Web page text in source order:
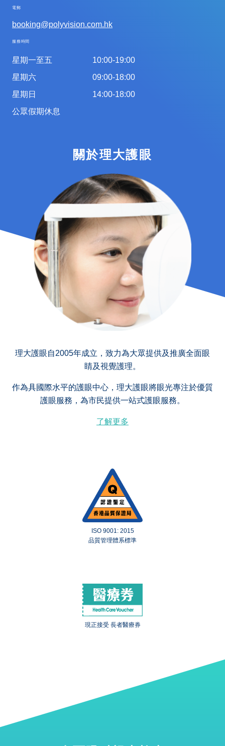
電郵
booking@polyvision.com.hk
服務時間
星期一至五
星期六
星期日
公眾假期休息
10:00-19:00
09:00-18:00
14:00-18:00
關於理大護眼
理大護眼自2005年成立，致力為大眾提供及推廣全面眼
睛及視覺護理。
作為具國際水平的護眼中心，理大護眼將眼光專注於優質
護眼服務，為市民提供一站式護眼服務。
了解更多
ISO 9001: 2015
品質管理體系標準
現正接受 長者醫療券